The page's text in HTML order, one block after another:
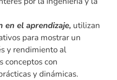
en el aprendizaje, utilizan
para mostrar un
y rendimiento al
conceptos con
y dinámicas.